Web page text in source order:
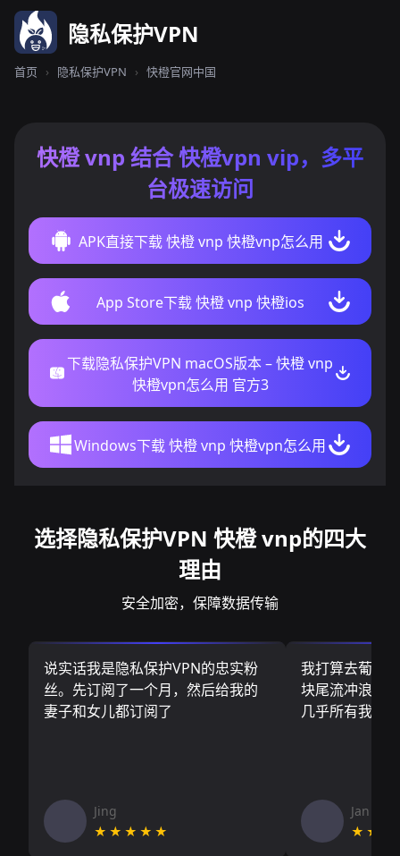
隐私保护VPN
首页 › 隐私保护VPN › 快橙官网中国
快橙 vnp 结合 快橙vpn vip，多平
台极速访问
APK直接下载 快橙 vnp 快橙vnp怎么用
App Store下载 快橙 vnp 快橙ios
下载隐私保护VPN macOS版本 – 快橙 vnp
快橙vpn怎么用 官方3
Windows下载 快橙 vnp 快橙vpn怎么用
选择隐私保护VPN 快橙 vnp的四大
理由
安全加密，保障数据传输
说实话我是隐私保护VPN的忠实粉
丝。先订阅了一个月，然后给我的
妻子和女儿都订阅了
Jing
★★★★★
我打算去葡萄
块尾流冲浪板
几乎所有我需
Jan V